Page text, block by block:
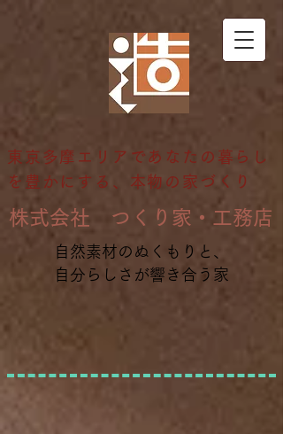
東京多摩エリアであなたの暮らし
を豊かにする、本物の家づくり
自然素材のぬくもりと、
自分らしさが響き合う家
​株式会社 つくり家・工務店